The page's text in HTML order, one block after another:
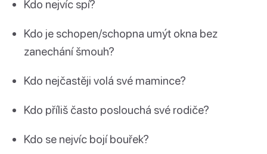
Kdo nejvíc spí?
Kdo je schopen/schopna umýt okna bez
zanechání šmouh?
Kdo nejčastěji volá své mamince?
Kdo příliš často poslouchá své rodiče?
Kdo se nejvíc bojí bouřek?